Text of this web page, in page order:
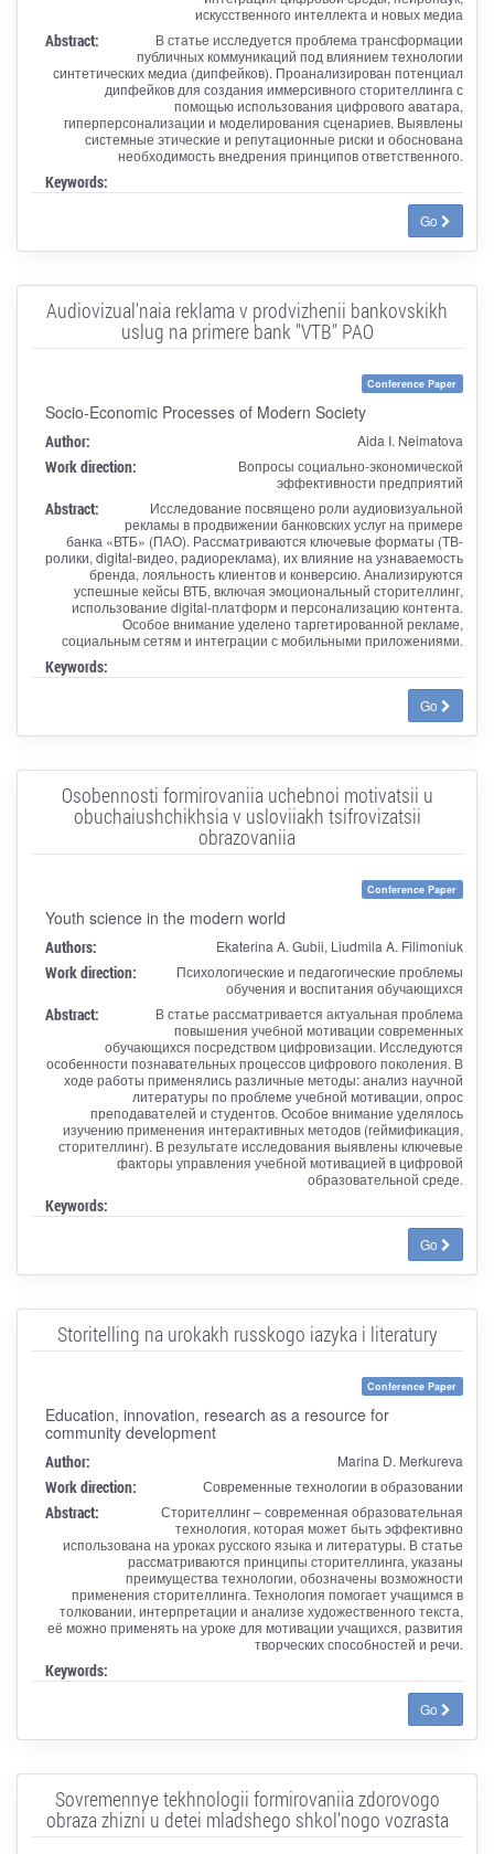
искусственного интеллекта и новых медиа
Abstract:
В статье исследуется проблема трансформации
публичных коммуникаций под влиянием технологии
синтетических медиа (дипфейков). Проанализирован потенциал
дипфейков для создания иммерсивного сторителлинга с
помощью использования цифрового аватара,
гиперперсонализации и моделирования сценариев. Выявлены
системные этические и репутационные риски и обоснована
необходимость внедрения принципов ответственного.
Keywords:
Go
Audiovizual'naia reklama v prodvizhenii bankovskikh
uslug na primere bank "VTB" PAO
Conference Paper
Socio-Economic Processes of Modern Society
Author: Aida I. Neimatova
Work direction:
Вопросы социально-экономической
эффективности предприятий
Abstract:
Исследование посвящено роли аудиовизуальной
рекламы в продвижении банковских услуг на примере
банка «ВТБ» (ПАО). Рассматриваются ключевые форматы (ТВ-
ролики, digital-видео, радиореклама), их влияние на узнаваемость
бренда, лояльность клиентов и конверсию. Анализируются
успешные кейсы ВТБ, включая эмоциональный сторителлинг,
использование digital-платформ и персонализацию контента.
Особое внимание уделено таргетированной рекламе,
социальным сетям и интеграции с мобильными приложениями.
Keywords:
Go
Osobennosti formirovaniia uchebnoi motivatsii u
obuchaiushchikhsia v usloviiakh tsifrovizatsii
obrazovaniia
Conference Paper
Youth science in the modern world
Authors: Ekaterina A. Gubii, Liudmila A. Filimoniuk
Work direction:
Психологические и педагогические проблемы
обучения и воспитания обучающихся
Abstract:
В статье рассматривается актуальная проблема
повышения учебной мотивации современных
обучающихся посредством цифровизации. Исследуются
особенности познавательных процессов цифрового поколения. В
ходе работы применялись различные методы: анализ научной
литературы по проблеме учебной мотивации, опрос
преподавателей и студентов. Особое внимание уделялось
изучению применения интерактивных методов (геймификация,
сторителлинг). В результате исследования выявлены ключевые
факторы управления учебной мотивацией в цифровой
образовательной среде.
Keywords:
Go
Storitelling na urokakh russkogo iazyka i literatury
Conference Paper
Education, innovation, research as a resource for
community development
Author: Marina D. Merkureva
Work direction: Современные технологии в образовании
Abstract:
Сторителлинг – современная образовательная
технология, которая может быть эффективно
использована на уроках русского языка и литературы. В статье
рассматриваются принципы сторителлинга, указаны
преимущества технологии, обозначены возможности
применения сторителлинга. Технология помогает учащимся в
толковании, интерпретации и анализе художественного текста,
её можно применять на уроке для мотивации учащихся, развития
творческих способностей и речи.
Keywords:
Go
Sovremennye tekhnologii formirovaniia zdorovogo
obraza zhizni u detei mladshego shkol'nogo vozrasta